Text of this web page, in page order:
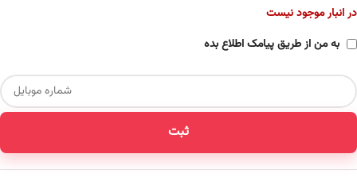
در انبار موجود نیست
به من از طریق پیامک اطلاع بده
ثبت